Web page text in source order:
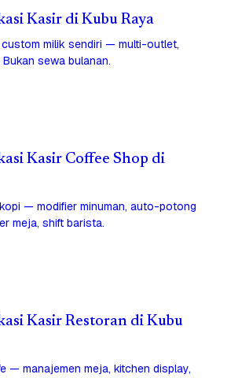
Kasir di Kubu Raya
custom milik sendiri — multi-outlet,
sewa bulanan.
Kasir Coffee Shop di
— modifier minuman, auto-potong
meja, shift barista.
Kasir Restoran di Kubu
— manajemen meja, kitchen display,